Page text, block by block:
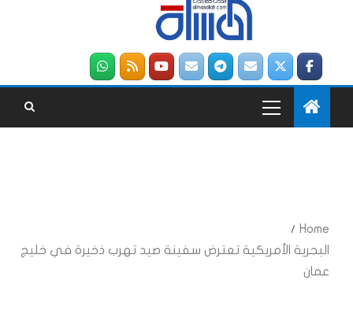
Home
البحرية الأمريكية تعترض سفينة صيد تهرب ذخيرة في خليج
عمان